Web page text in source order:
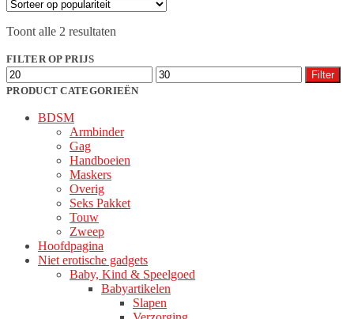
Toont alle 2 resultaten
FILTER OP PRIJS
Min.
prijs
Max.
prijs
Filter
PRODUCT CATEGORIEËN
BDSM
Armbinder
Gag
Handboeien
Maskers
Overig
Seks Pakket
Touw
Zweep
Hoofdpagina
Niet erotische gadgets
Baby, Kind & Speelgoed
Babyartikelen
Slapen